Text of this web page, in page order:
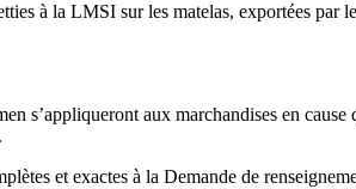
à la LMSI sur les matelas, exportées par
s’appliqueront aux marchandises en
et exactes à la Demande de